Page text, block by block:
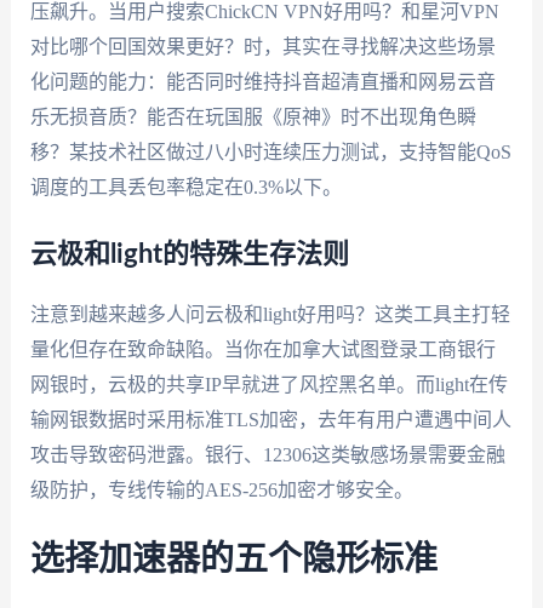
压飙升。当用户搜索ChickCN VPN好用吗？和星河VPN
对比哪个回国效果更好？时，其实在寻找解决这些场景
化问题的能力：能否同时维持抖音超清直播和网易云音
乐无损音质？能否在玩国服《原神》时不出现角色瞬
移？某技术社区做过八小时连续压力测试，支持智能QoS
调度的工具丢包率稳定在0.3%以下。
云极和light的特殊生存法则
注意到越来越多人问云极和light好用吗？这类工具主打轻
量化但存在致命缺陷。当你在加拿大试图登录工商银行
网银时，云极的共享IP早就进了风控黑名单。而light在传
输网银数据时采用标准TLS加密，去年有用户遭遇中间人
攻击导致密码泄露。银行、12306这类敏感场景需要金融
级防护，专线传输的AES-256加密才够安全。
选择加速器的五个隐形标准